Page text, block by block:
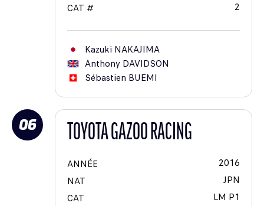
CAT #
2
Kazuki NAKAJIMA
Anthony DAVIDSON
Sébastien BUEMI
06 TOYOTA GAZOO RACING
ANNÉE
2016
NAT
JPN
CAT
LM P1